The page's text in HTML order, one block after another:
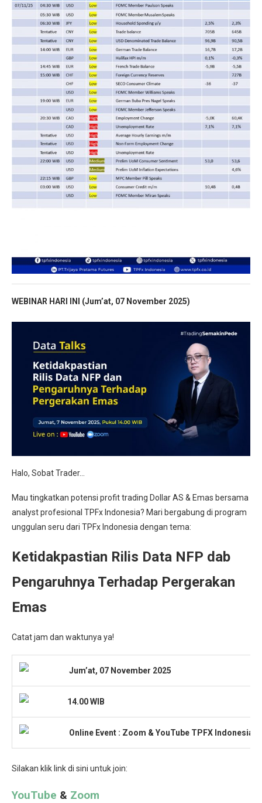
WEBINAR HARI INI (Jum’at, 07 November 2025)
Halo, Sobat Trader…
Mau tingkatkan potensi profit trading Dollar AS & Emas bersama
analyst profesional TPFx Indonesia? Mari bergabung di program
unggulan seru dari TPFx Indonesia dengan tema:
Ketidakpastian Rilis Data NFP dab
Pengaruhnya Terhadap Pergerakan
Emas
Catat jam dan waktunya ya!
Jum’at, 07 November 2025
14.00 WIB
Online Event : Zoom & YouTube TPFX Indonesia
Silakan klik link di sini untuk join:
YouTube & Zoom